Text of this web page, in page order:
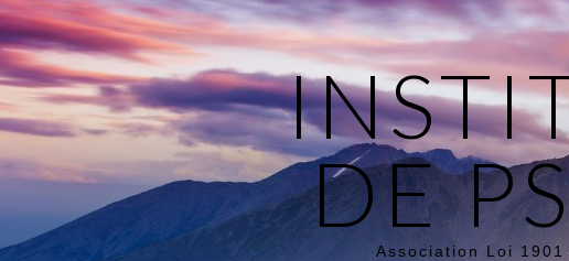
DE
Association Loi